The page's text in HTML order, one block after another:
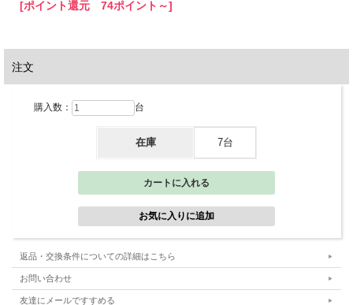
ベーシックなホワイトカラーとシルバーの丸棒が上品な印象を与えるスチール製ブ
ックスタンドです。
側板にはマグネットを使ってメモや付箋を貼ることができ、使いやすくカスタマイ
ズ可能。
けます。
[ポイント還元 74ポイント～]
注文
購入数： 台
在庫 7台
返品・交換条件についての詳細はこちら
お問い合わせ
友達にメールですすめる